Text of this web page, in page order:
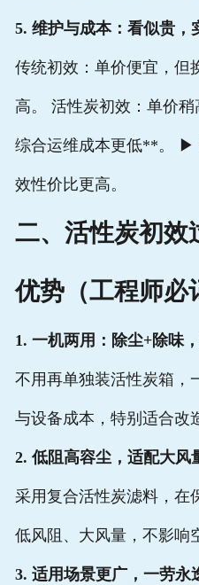
5. 维护与成本：看似贵，
传统初效：单价便宜，但
高。 活性炭初效：单价
综合运维成本更低**。 ▶
效性价比更高。
二、活性炭初效
优势（工程师必
1. 一机两用：除尘+除味
不用再单独装活性炭箱，
与设备成本，特别适合改
2. 低阻高容尘，适配大风
采用复合活性炭滤料，在
低风阻、大风量，不影响
3. 适用场景更广，一劳永